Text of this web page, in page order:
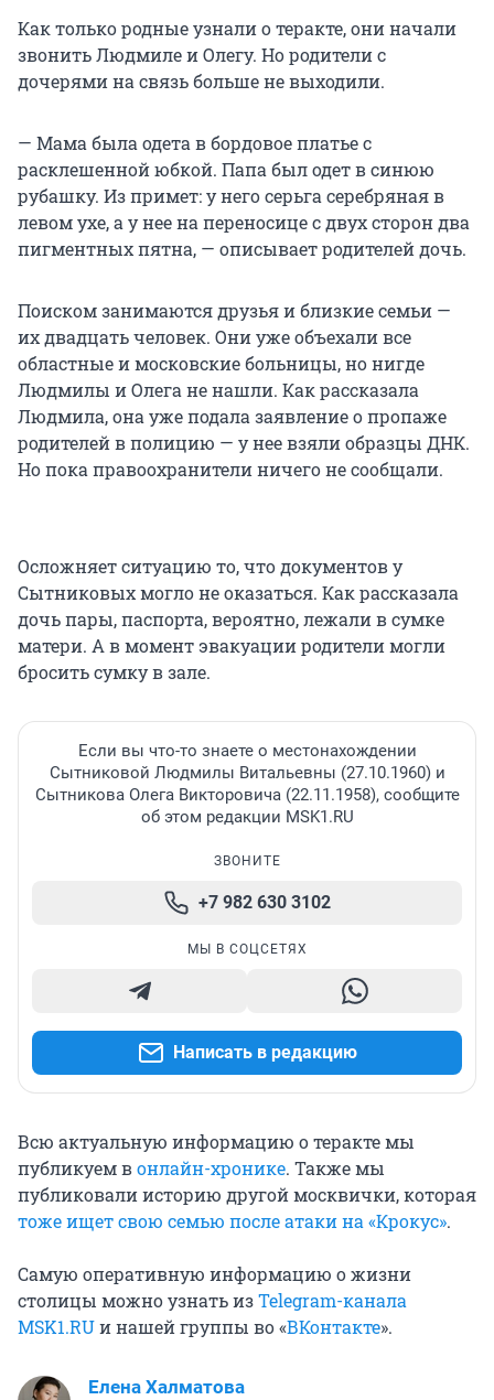
Как только родные узнали о теракте, они начали
звонить Людмиле и Олегу. Но родители с
дочерями на связь больше не выходили.
— Мама была одета в бордовое платье с
расклешенной юбкой. Папа был одет в синюю
рубашку. Из примет: у него серьга серебряная в
левом ухе, а у нее на переносице с двух сторон два
пигментных пятна, — описывает родителей дочь.
Поиском занимаются друзья и близкие семьи —
их двадцать человек. Они уже объехали все
областные и московские больницы, но нигде
Людмилы и Олега не нашли. Как рассказала
Людмила, она уже подала заявление о пропаже
родителей в полицию — у нее взяли образцы ДНК.
Но пока правоохранители ничего не сообщали.
Осложняет ситуацию то, что документов у
Сытниковых могло не оказаться. Как рассказала
дочь пары, паспорта, вероятно, лежали в сумке
матери. А в момент эвакуации родители могли
бросить сумку в зале.
Если вы что-то знаете о местонахождении
Сытниковой Людмилы Витальевны (27.10.1960) и
Сытникова Олега Викторовича (22.11.1958), сообщите
об этом редакции MSK1.RU
ЗВОНИТЕ
+7 982 630 3102
МЫ В СОЦСЕТЯХ
Написать в редакцию
Всю актуальную информацию о теракте мы
публикуем вонлайн-хронике. Также мы
публиковали историю другой москвички, которая
тоже ищет свою семью после атаки на «Крокус».
Самую оперативную информацию о жизни
столицы можно узнать изTelegram-канала
MSK1.RUи нашей группы во «ВКонтакте».
Елена Халматова